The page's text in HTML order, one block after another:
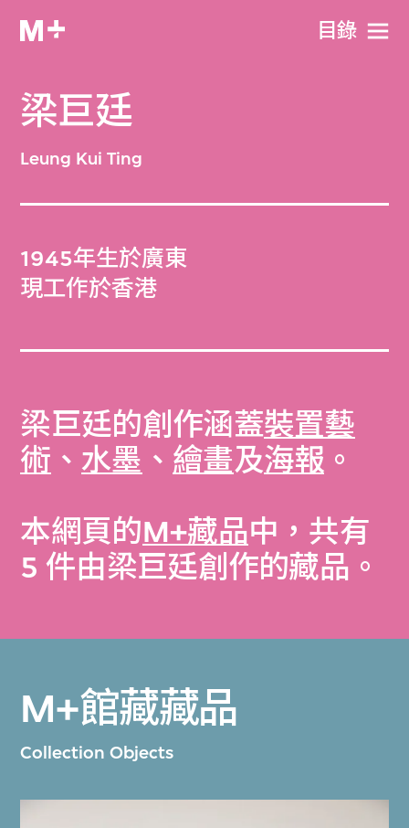
目​錄
梁巨廷
Leung Kui Ting
1945年生於廣東
現工作於香港
梁巨廷的創作涵蓋裝置藝
術 、 水墨 、 繪畫及海報 。
本網頁的M+藏品中，共有
5 件由梁巨廷創作的藏品。
M+館藏藏品
Collection Objects